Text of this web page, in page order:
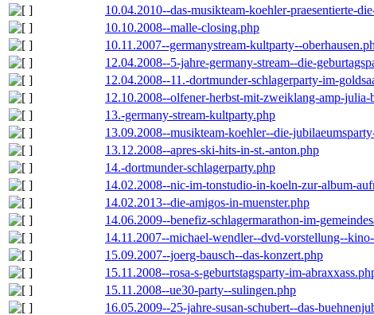
10.04.2010--das-musikteam-koehler-praesentierte-
10.10.2008--malle-closing.php
10.11.2007--germanystream-kultparty--
12.04.2008--5-jahre-germany-stream--die-
12.04.2008--11.-dortmunder-schlagerparty-im-
12.10.2008--olfener-herbst-mit-zweiklang-amp-
13.-germany-stream-kultparty.php
13.09.2008--musikteam-koehler--die-
13.12.2008--apres-ski-hits-in-st.-anton.php
14.-dortmunder-schlagerparty.php
14.02.2008--nic-im-tonstudio-in-koeln-zur-album-
14.02.2013--die-amigos-in-muenster.php
14.06.2009--benefiz-schlagermarathon-im-
14.11.2007--michael-wendler--dvd-vorstellung--
15.09.2007--joerg-bausch--das-konzert.php
15.11.2008--rosa-s-geburtstagsparty-im-
15.11.2008--ue30-party--sulingen.php
16.05.2009--25-jahre-susan-schubert--das-